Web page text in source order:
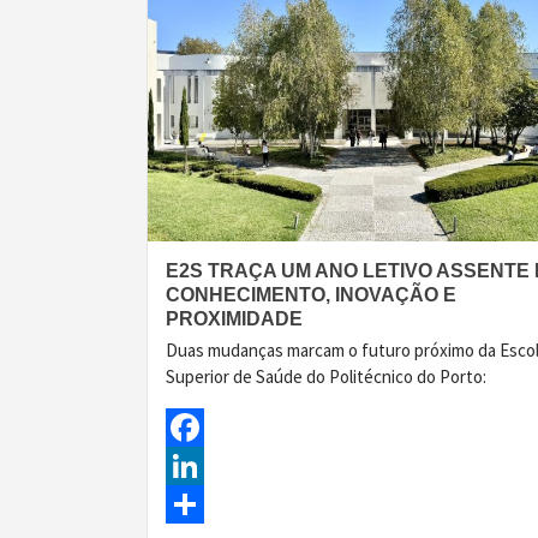
E2S TRAÇA UM ANO LETIVO ASSENTE
CONHECIMENTO, INOVAÇÃO E
PROXIMIDADE
Duas mudanças marcam o futuro próximo da
Superior de Saúde do Politécnico do Porto:
Facebook
LinkedIn